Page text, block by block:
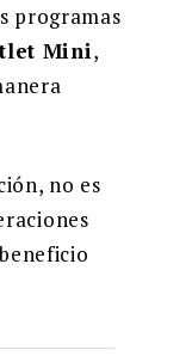
programas
Mini,
no es